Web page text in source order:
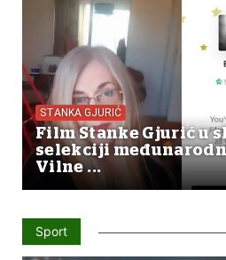
STANKA GJURIĆ
Film Stanke Gjurić u
selekciji
Vilne ...
Sport